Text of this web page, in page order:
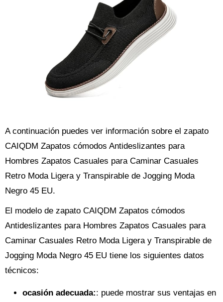
A continuación puedes ver información sobre el zapato
CAIQDM Zapatos cómodos Antideslizantes para
Hombres Zapatos Casuales para Caminar Casuales
Retro Moda Ligera y Transpirable de Jogging Moda
Negro 45 EU.
El modelo de zapato CAIQDM Zapatos cómodos
Antideslizantes para Hombres Zapatos Casuales para
Caminar Casuales Retro Moda Ligera y Transpirable de
Jogging Moda Negro 45 EU tiene los siguientes datos
técnicos:
ocasión adecuada:: puede mostrar sus ventajas en